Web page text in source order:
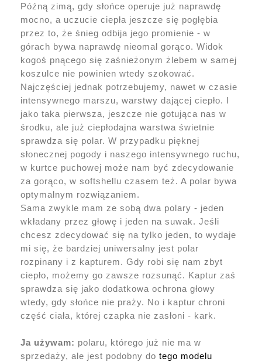
Późną zimą, gdy słońce operuje już naprawdę
mocno, a uczucie ciepła jeszcze się pogłębia
przez to, że śnieg odbija jego promienie - w
górach bywa naprawdę nieomal gorąco. Widok
kogoś pnącego się zaśnieżonym żlebem w samej
koszulce nie powinien wtedy szokować.
Najczęściej jednak potrzebujemy, nawet w czasie
intensywnego marszu, warstwy dającej ciepło. I
jako taka pierwsza, jeszcze nie gotująca nas w
środku, ale już ciepłodajna warstwa świetnie
sprawdza się polar. W przypadku pięknej
słonecznej pogody i naszego intensywnego ruchu,
w kurtce puchowej może nam być zdecydowanie
za gorąco, w softshellu czasem też. A polar bywa
optymalnym rozwiązaniem.
Sama zwykle mam ze sobą dwa polary - jeden
wkładany przez głowę i jeden na suwak. Jeśli
chcesz zdecydować się na tylko jeden, to wydaje
mi się, że bardziej uniwersalny jest polar
rozpinany i z kapturem. Gdy robi się nam zbyt
ciepło, możemy go zawsze rozsunąć. Kaptur zaś
sprawdza się jako dodatkowa ochrona głowy
wtedy, gdy słońce nie praży. No i kaptur chroni
część ciała, której czapka nie zasłoni - kark.
Ja używam: polaru, którego już nie ma w
sprzedaży, ale jest podobny do tego modelu